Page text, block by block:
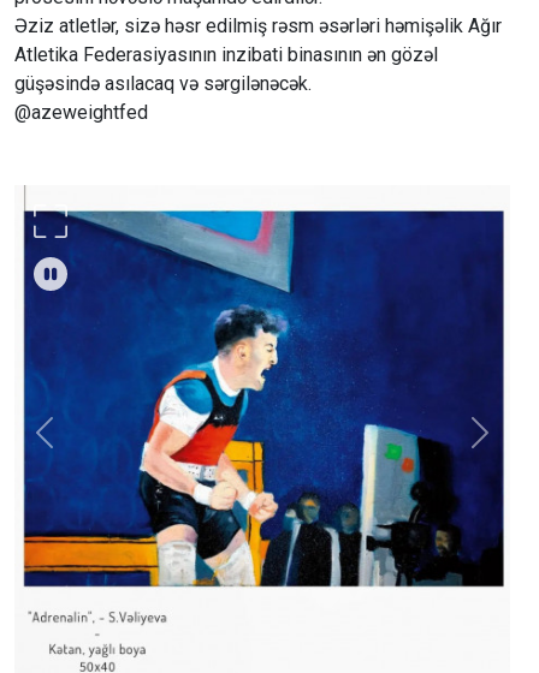
Əziz atletlər, sizə həsr edilmiş rəsm əsərləri həmişəlik Ağır
Atletika Federasiyasının inzibati binasının ən gözəl
güşəsində asılacaq və sərgilənəcək.
@azeweightfed
Previous Next